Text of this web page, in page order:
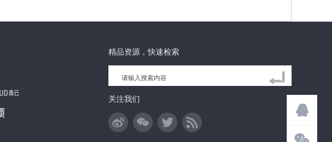
精品资源，快速检索
关注我们